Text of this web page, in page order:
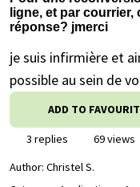
ligne, et par
réponse? jmerci
je suis infirmière et
possible au sein de
ADD TO
3 replies
69 views
Author: Christel S.